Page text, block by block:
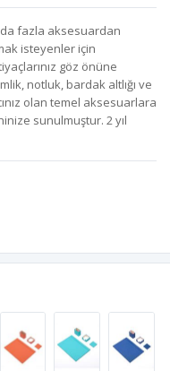
fazla aksesuardan
isteyenler için
göz önüne
notluk, bardak altlığı ve
olan temel aksesuarlara
sunulmuştur. 2 yıl